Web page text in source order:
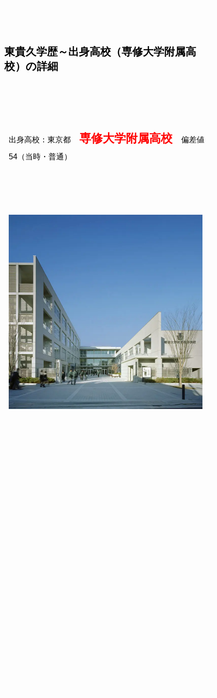
東貴久学歴～出身高校（専修大学附属高
校）の詳細
出身高校：東京都 専修大学附属高校 偏差値
54（当時・普通）